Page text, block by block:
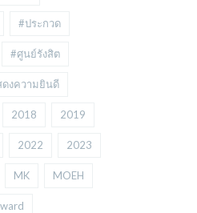
#ประกวด
#ศูนย์รังสิต
งความยินดี
2018 2019
2022 2023
MK MOEH